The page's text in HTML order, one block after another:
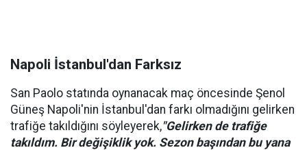
Napoli İstanbul'dan Farksız
San Paolo statında oynanacak maç öncesinde Şenol
Güneş Napoli'nin İstanbul'dan farkı olmadığını gelirken
trafiğe takıldığını söyleyerek,"Gelirken de trafiğe
takıldım. Bir değişiklik yok. Sezon başından bu yana